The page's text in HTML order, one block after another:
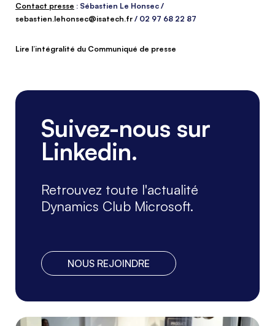
Contact presse : Sébastien Le Honsec /
sebastien.lehonsec@isatech.fr / 02 97 68 22 87
Lire l’intégralité du Communiqué de presse
Suivez-nous sur
Linkedin.
Retrouvez toute l'actualité
Dynamics Club Microsoft.
NOUS REJOINDRE